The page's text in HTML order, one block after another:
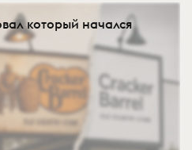
который начался